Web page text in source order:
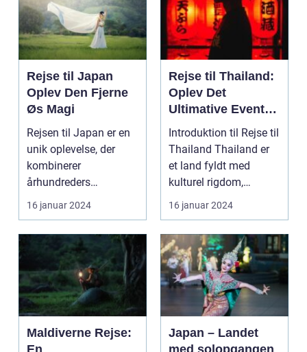
Rejse til Japan
Oplev Den Fjerne
Øs Magi
Rejsen til Japan er en
unik oplevelse, der
kombinerer
århundreders
traditioner med
moderne innovatio...
16 januar 2024
Rejse til Thailand:
Oplev Det
Ultimative Eventyr
i Landet Smilenes
Land
Introduktion til Rejse til
Thailand Thailand er
et land fyldt med
kulturel rigdom,
naturskønne land...
16 januar 2024
Maldiverne Rejse:
Japan – Landet